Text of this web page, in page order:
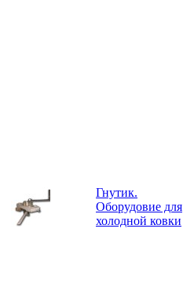
Гнутик.
Оборудовие для
холодной ковки